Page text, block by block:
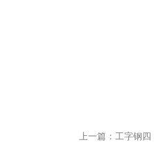
上一篇： 工字钢四